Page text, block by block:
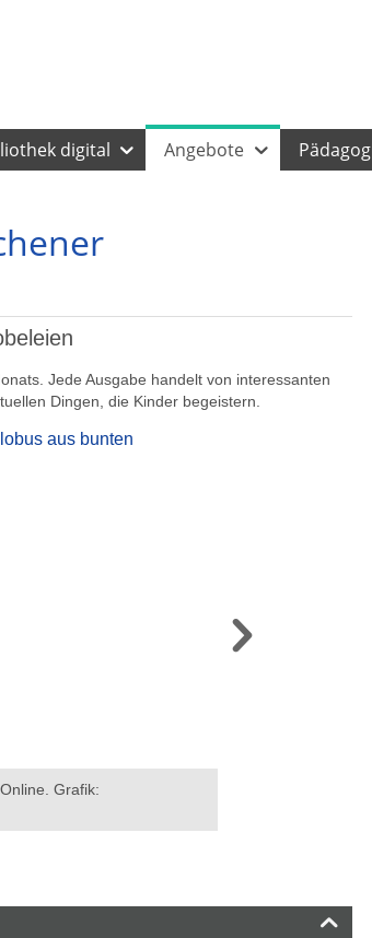
digital Angebote
Jede Ausgabe handelt von interessanten
Dingen, die Kinder begeistern.
Grafik: